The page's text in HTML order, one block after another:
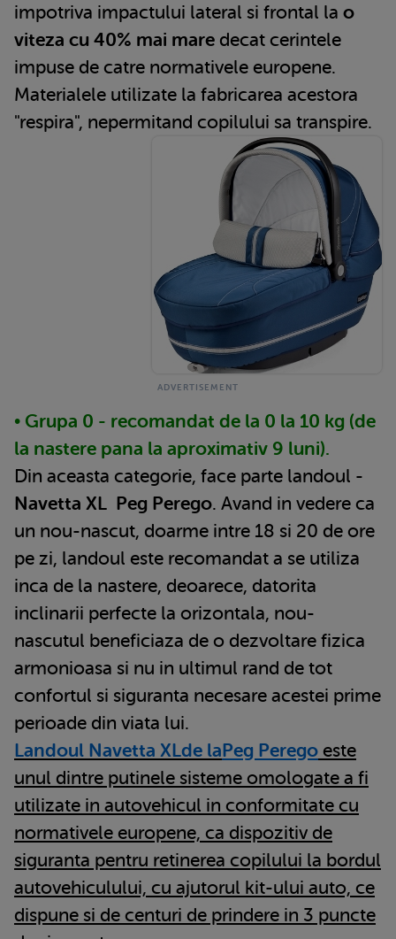
impotriva impactului lateral si frontal la o
viteza cu 40% mai mare decat cerintele
impuse de catre normativele europene.
Materialele utilizate la fabricarea acestora
"respira", nepermitand copilului sa transpire.
• Grupa 0 - recomandat de la 0 la 10 kg (de
la nastere pana la aproximativ 9 luni).
Din aceasta categorie, face parte landoul -
Navetta XL Peg Perego. Avand in vedere ca
un nou-nascut, doarme intre 18 si 20 de ore
pe zi, landoul este recomandat a se utiliza
inca de la nastere, deoarece, datorita
inclinarii perfecte la orizontala, nou-
nascutul beneficiaza de o dezvoltare fizica
armonioasa si nu in ultimul rand de tot
confortul si siguranta necesare acestei prime
perioade din viata lui.
Landoul Navetta XLde laPeg Perego este
unul dintre putinele sisteme omologate a fi
utilizate in autovehicul in conformitate cu
normativele europene, ca dispozitiv de
siguranta pentru retinerea copilului la bordul
autovehiculului, cu ajutorul kit-ului auto, ce
dispune si de centuri de prindere in 3 puncte